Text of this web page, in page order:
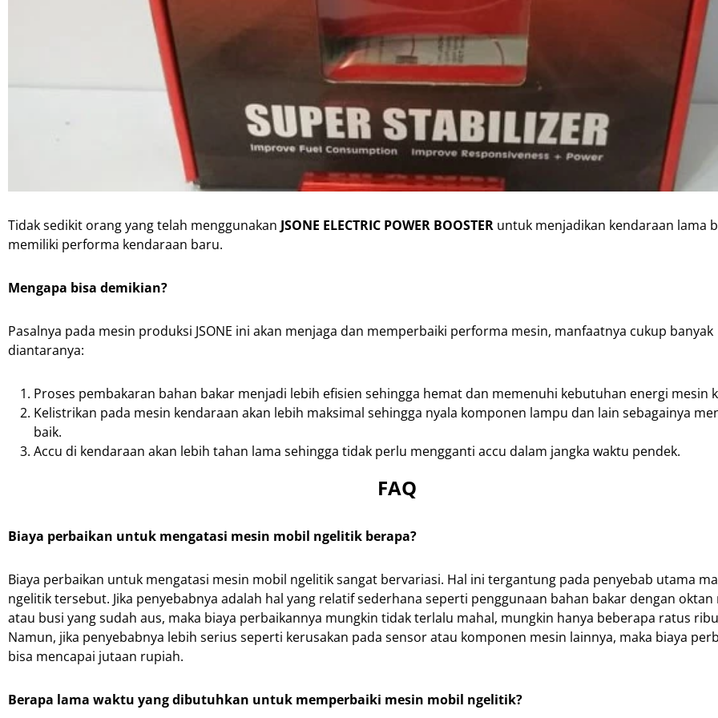
Tidak sedikit orang yang telah menggunakan JSONE ELECTRIC POWER BOOSTER untuk menjadikan kendaraan lama
memiliki performa kendaraan baru.
Mengapa bisa demikian?
Pasalnya pada mesin produksi JSONE ini akan menjaga dan memperbaiki performa mesin, manfaatnya cukup banyak
diantaranya:
Proses pembakaran bahan bakar menjadi lebih efisien sehingga hemat dan memenuhi kebutuhan energi mesin
Kelistrikan pada mesin kendaraan akan lebih maksimal sehingga nyala komponen lampu dan lain sebagainya
baik.
Accu di kendaraan akan lebih tahan lama sehingga tidak perlu mengganti accu dalam jangka waktu pendek.
FAQ
Biaya perbaikan untuk mengatasi mesin mobil ngelitik berapa?
Biaya perbaikan untuk mengatasi mesin mobil ngelitik sangat bervariasi. Hal ini tergantung pada penyebab utama
ngelitik tersebut. Jika penyebabnya adalah hal yang relatif sederhana seperti penggunaan bahan bakar dengan
atau busi yang sudah aus, maka biaya perbaikannya mungkin tidak terlalu mahal, mungkin hanya beberapa ratus
Namun, jika penyebabnya lebih serius seperti kerusakan pada sensor atau komponen mesin lainnya, maka biaya
bisa mencapai jutaan rupiah.
Berapa lama waktu yang dibutuhkan untuk memperbaiki mesin mobil ngelitik?